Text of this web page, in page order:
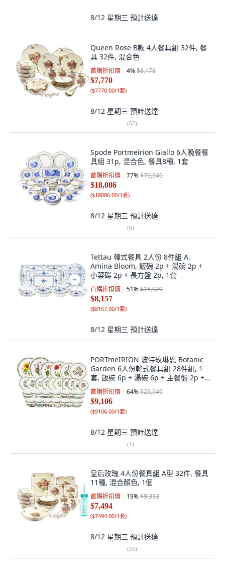
8/12 星期三 預計送達
Queen Rose B款 4人餐具組 32件, 餐
具 32件, 混合色
首購折扣價 4%$8,178
$7,770
($7770.00/1套)
8/12 星期三 預計送達
(62)
Spode Portmeirion Giallo 6人晚餐餐
具組 31p, 混合色, 餐具8種, 1套
首購折扣價 77%$79,540
$18,086
($18086.00/1套)
8/12 星期三 預計送達
(6)
Tettau 韓式餐具 2人份 8件組 A,
Amina Bloom, 飯碗 2p + 湯碗 2p +
小菜碟 2p + 長方盤 2p, 1套
首購折扣價 51%$16,920
$8,157
($8157.00/1套)
8/12 星期三 預計送達
PORTmeIRION 波特玫琳恩 Botanic
Garden 6人份韓式餐具組 28件組, 1
套, 飯碗 6p + 湯碗 6p + 主餐盤 2p +
中盤 2p + 點心盤 2p + 17cm 碗 2p +
麵包盤 4p + 麥片碗 2p + 義大利麵碗
2p, 混合色
首購折扣價 64%$25,549
$9,106
($9106.00/1套)
8/12 星期三 預計送達
(1)
皇后玫瑰 4人份餐具組 A型 32件, 餐具
11種, 混合顏色, 1個
首購折扣價 19%$9,353
$7,494
($7494.00/1套)
8/12 星期三 預計送達
(55)